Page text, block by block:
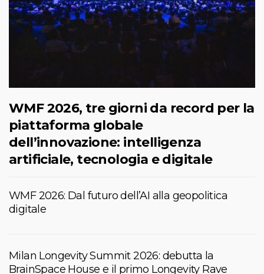
WMF 2026, tre giorni da record per la
piattaforma globale
dell’innovazione: intelligenza
artificiale, tecnologia e digitale
WMF 2026: Dal futuro dell’AI alla geopolitica
digitale
Milan Longevity Summit 2026: debutta la
BrainSpace House e il primo Longevity Rave